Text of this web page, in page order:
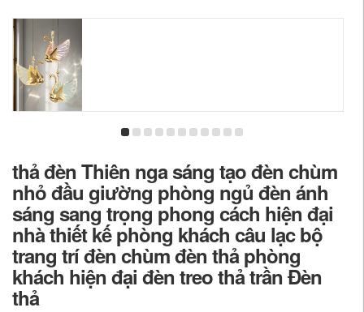
thả đèn Thiên nga sáng tạo đèn chùm
nhỏ đầu giường phòng ngủ đèn ánh
sáng sang trọng phong cách hiện đại
nhà thiết kế phòng khách câu lạc bộ
trang trí đèn chùm đèn thả phòng
khách hiện đại đèn treo thả trần Đèn
thả